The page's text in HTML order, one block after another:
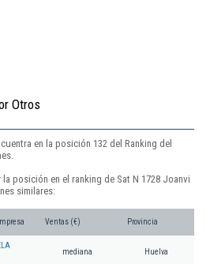
Otros
en la posición 132 del Ranking del
posición en el ranking de Sat N 1728 Joanvi
similares:
Ventas (€) Provincia
mediana Huelva